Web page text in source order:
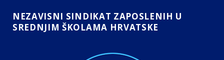
NEZAVISNI SINDIKAT ZAPOSLENIH U
SREDNJIM ŠKOLAMA HRVATSKE